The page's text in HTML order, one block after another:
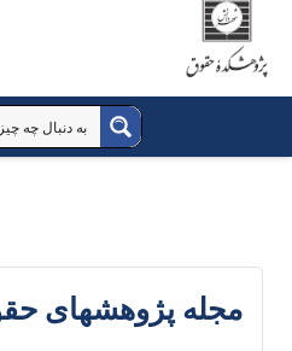
مجله پژوهشهای